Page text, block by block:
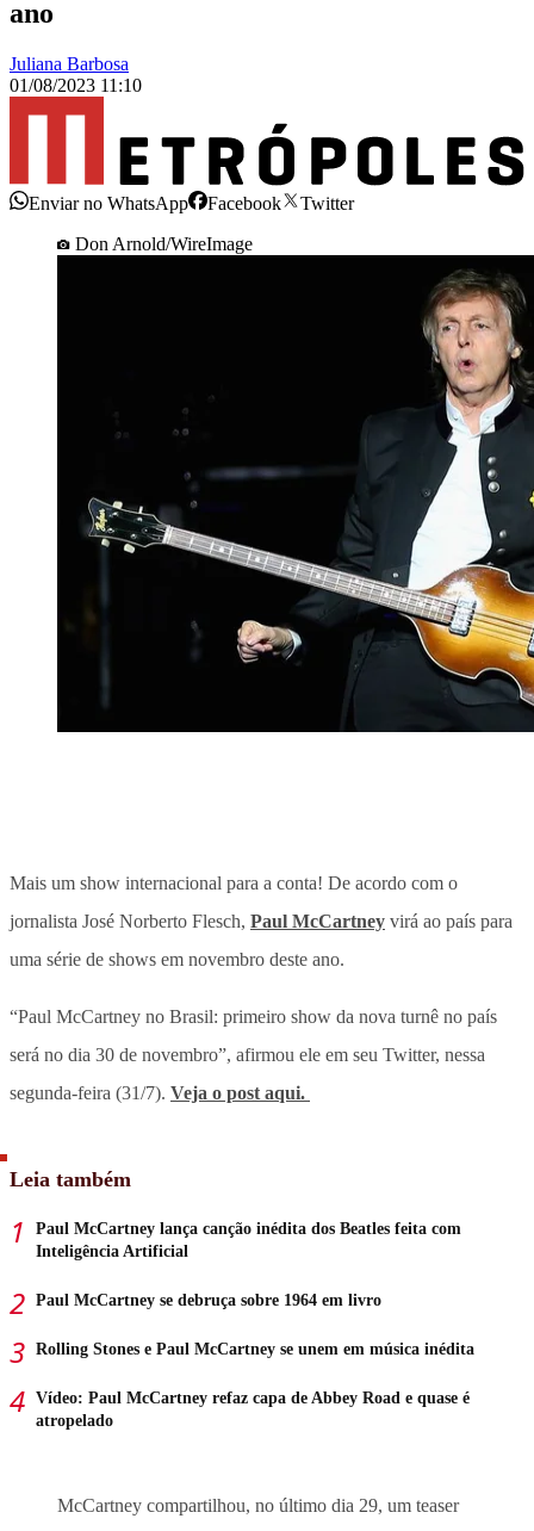
ano
Juliana Barbosa
01/08/2023 11:10
Enviar no WhatsApp Facebook
Twitter
Don Arnold/WireImage
Mais um show internacional para a conta! De acordo com o
jornalista José Norberto Flesch, Paul McCartney virá ao país para
uma série de shows em novembro deste ano.
“Paul McCartney no Brasil: primeiro show da nova turnê no país
será no dia 30 de novembro”, afirmou ele em seu Twitter, nessa
segunda-feira (31/7). Veja o post aqui.
Leia também
Paul McCartney lança canção inédita dos Beatles feita com
Inteligência Artificial
Paul McCartney se debruça sobre 1964 em livro
Rolling Stones e Paul McCartney se unem em música inédita
Vídeo: Paul McCartney refaz capa de Abbey Road e quase é
atropelado
McCartney compartilhou, no último dia 29, um teaser